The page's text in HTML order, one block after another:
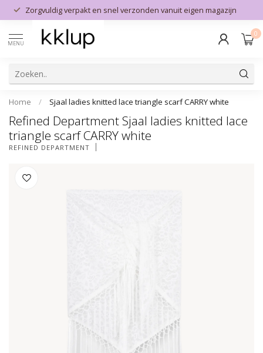
Zorgvuldig verpakt en snel verzonden vanuit eigen magazijn
MENU
0
Home / Sjaal ladies knitted lace triangle scarf CARRY white
Refined Department Sjaal ladies knitted lace
triangle scarf CARRY white
REFINED DEPARTMENT